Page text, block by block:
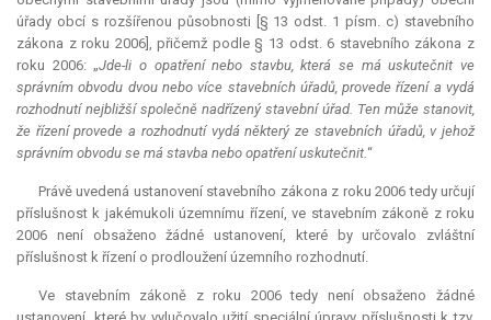
úřady obcí s rozšířenou působnosti [§ 13 odst. 1 písm. c) stavebního
zákona z roku 2006], přičemž podle § 13 odst. 6 stavebního zákona z
roku 2006: „Jde-li o opatření nebo stavbu, která se má uskutečnit ve
správním obvodu dvou nebo více stavebních úřadů, provede řízení a vydá
rozhodnutí nejbližší společně nadřízený stavební úřad. Ten může stanovit,
že řízení provede a rozhodnutí vydá některý ze stavebních úřadů, v jehož
správním obvodu se má stavba nebo opatření uskutečnit.“
Právě uvedená ustanovení stavebního zákona z roku 2006 tedy určují
příslušnost k jakémukoli územnímu řízení, ve stavebním zákoně z roku
2006 není obsaženo žádné ustanovení, které by určovalo zvláštní
příslušnost k řízení o prodloužení územního rozhodnutí.
Ve stavebním zákoně z roku 2006 tedy není obsaženo žádné